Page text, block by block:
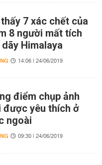
7 xác chết của
8 người mất tích
Himalaya
14:06 | 24/06/2019
điểm chụp ảnh
được yêu thích ở
ngoài
09:30 | 24/06/2019